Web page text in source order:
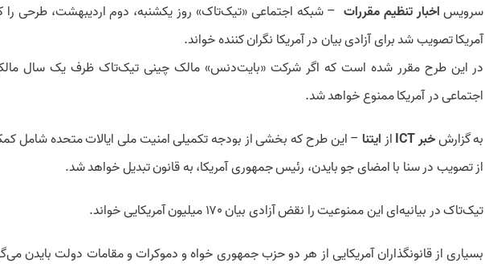
سرویساخبار تنظیم مقررات– شبکه اجتماعی «تیک‌تاک» روز یکشنبه، دوم اردیبهشت، طرحی را
آمریکا تصویب شد برای آزادی بیان در آمریکا نگران کننده خواند.
در این طرح مقرر شده است که اگر شرکت «بایت‌دنس» مالک چینی تیک‌تاک ظرف یک سال
اجتماعی در آمریکا ممنوع خواهد شد.
به گزارشخبر ICT از ایتنا – این طرح که بخشی از بودجه تکمیلی امنیت ملی ایالات متحده شامل
از تصویب در سنا با امضای جو بایدن، رئیس جمهوری آمریکا، به قانون تبدیل خواهد شد.
تیک‌تاک در بیانیه‌ای این ممنوعیت را نقض آزادی بیان ۱۷۰ میلیون آمریکایی خواند.
بسیاری از قانونگذاران آمریکایی از هر دو حزب جمهوری خواه و دموکرات و مقامات دولت بایدن